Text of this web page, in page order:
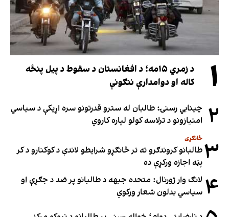
۱
د زمري ۱۵مه؛ د افغانستان د سقوط د پیل پنځه
کاله او دوامدارې ننګونې
۲ چینایي رسنۍ: طالبان له سترو قدرتونو سره اړیکې د سیاسي
امتیازونو د ترلاسه کولو لپاره کاروي
۳ ځانګړی
طالبانو کروندګرو ته تر ځانګړو شرایطو لاندې د کوکنارو د کر
پټه اجازه ورکړې ده
۴ لانګ وار ژورنال: متحده جبهه د طالبانو پر ضد د جګړې او
سیاسي بدلون شعار ورکوي